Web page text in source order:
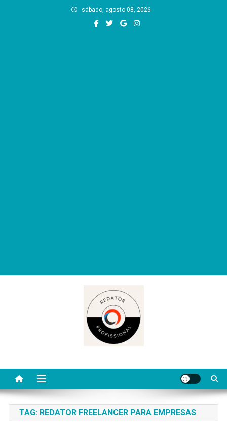
sábado, agosto 08, 2026
completas e conteúdos úteis para começar, evoluir e se destacar
como redator freelancer no mercado digital.
TAG: REDATOR FREELANCER PARA EMPRESAS